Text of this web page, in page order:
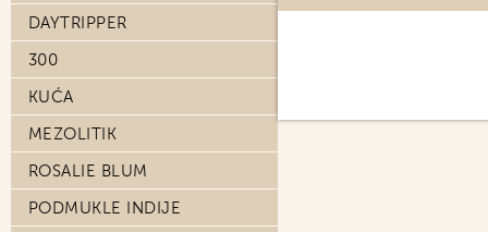
DAYTRIPPER
300
KUĆA
MEZOLITIK
ROSALIE BLUM
PODMUKLE INDIJE